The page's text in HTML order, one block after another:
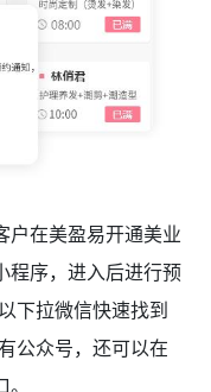
户在美盈易开通美业
程序，进入后进行预
下拉微信快速找到
公众号，还可以在